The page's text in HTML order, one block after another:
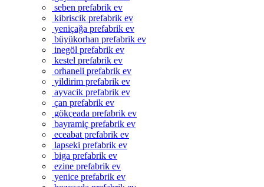
seben prefabrik ev
kibriscik prefabrik ev
yeniçağa prefabrik ev
büyükorhan prefabrik ev
inegöl prefabrik ev
kestel prefabrik ev
orhaneli prefabrik ev
yildirim prefabrik ev
ayvacik prefabrik ev
çan prefabrik ev
gökçeada prefabrik ev
bayramiç prefabrik ev
eceabat prefabrik ev
lapseki prefabrik ev
biga prefabrik ev
ezine prefabrik ev
yenice prefabrik ev